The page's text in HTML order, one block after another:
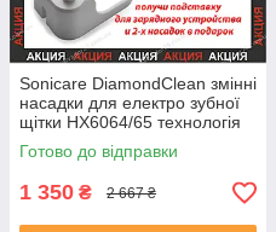
Sonicare DiamondClean змінні
насадки для електро зубної
щітки HX6064/65 технологія
BrushSync 8 шт.
Готово до відправки
1 350 ₴ 2 667 ₴